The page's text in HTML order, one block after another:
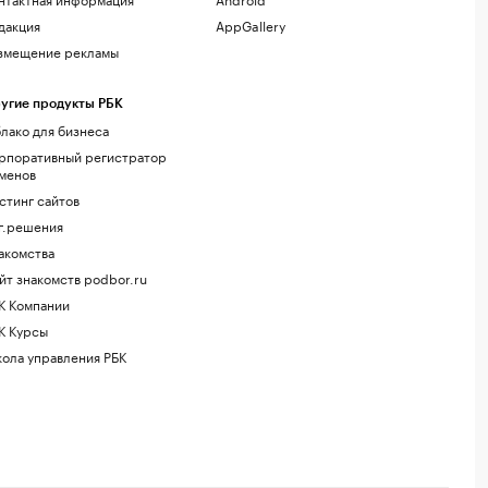
рекламы
продукты РБК
для бизнеса
регистратор
сайтов
знакомств podbor.ru
Компании
Курсы
управления РБК
AppGallery